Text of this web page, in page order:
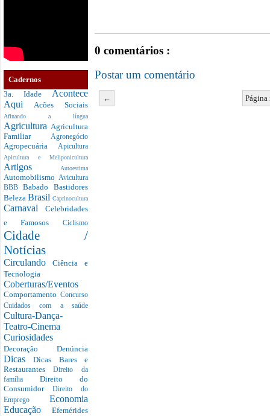
Cadernos
3a. Idade Acontece
Aqui Acões Sociais
Afinando a língua
Agricultura Agricultura
Familiar Agronegócio
Agropecuária Apicultura
Apicultura e Meliponicultura
Artigos Autoestima
Automobilismo Avicultura
BBBBabado Bastidores
Beleza Brasil Caprinocultura
Carnaval Celebridades
e Famosos Ciclismo
Cidade /
Notícias
CirculandoCiência e
Tecnologia
Coberturas/Eventos
Comportamento Concurso
Cuidados com a saúde
Cultura-Dança-
Teatro-Cinema
Curiosidades
Decoração Denúncia
DicasDicas Bares e
RestaurantesDireito da
família Direito do
Consumidor Direito do
Emprego Economia
Educação Efemérides
0 comentários :
Postar um comentário
←